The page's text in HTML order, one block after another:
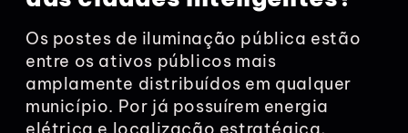
Os postes de iluminação pública estão
entre os ativos públicos mais
amplamente distribuídos em qualquer
município. Por já possuírem energia
elétrica e localização estratégica,